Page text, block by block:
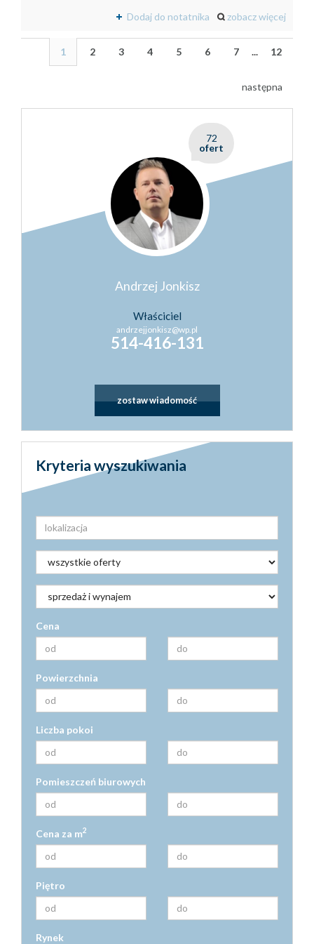
Dodaj do notatnika zobacz więcej
1 2 3 4 5 6 7 ... 12
następna
72
ofert
Andrzej Jonkisz
Właściciel
andrzejjonkisz@wp.pl
514-416-131
zostaw wiadomość
Kryteria wyszukiwania
Cena
Powierzchnia
Liczba pokoi
Pomieszczeń biurowych
Cena za m2
Piętro
Rynek